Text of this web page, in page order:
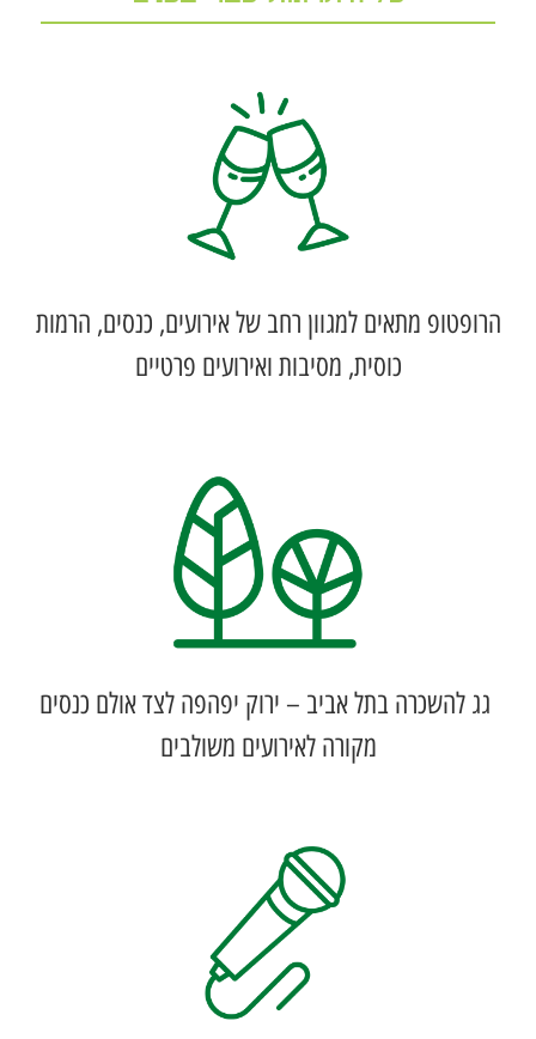
הרופטופ מתאים למגוון רחב של אירועים, כנסים, הרמות
כוסית, מסיבות ואירועים פרטיים
גג להשכרה בתל אביב – ירוק יפהפה לצד אולם כנסים
מקורה לאירועים משולבים